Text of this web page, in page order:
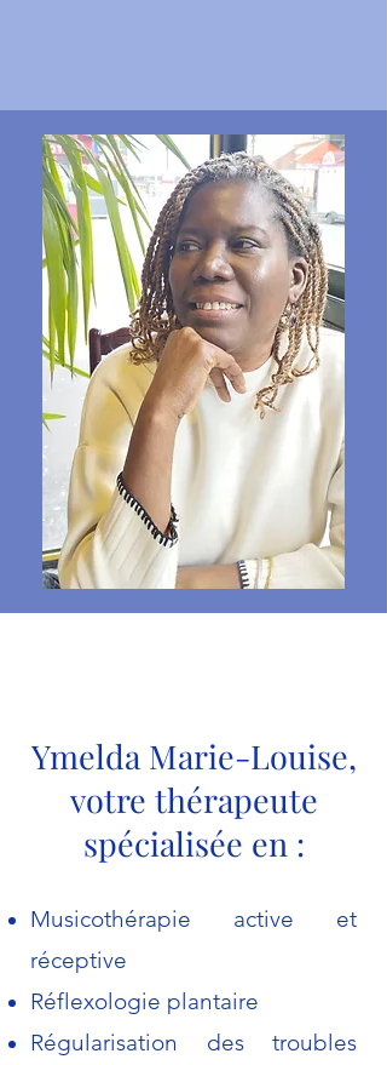
Ymelda Marie-Louise,
votre thérapeute
spécialisée en :
Musicothérapie active et
réceptive
Réflexologie plantaire
Régularisation des troubles